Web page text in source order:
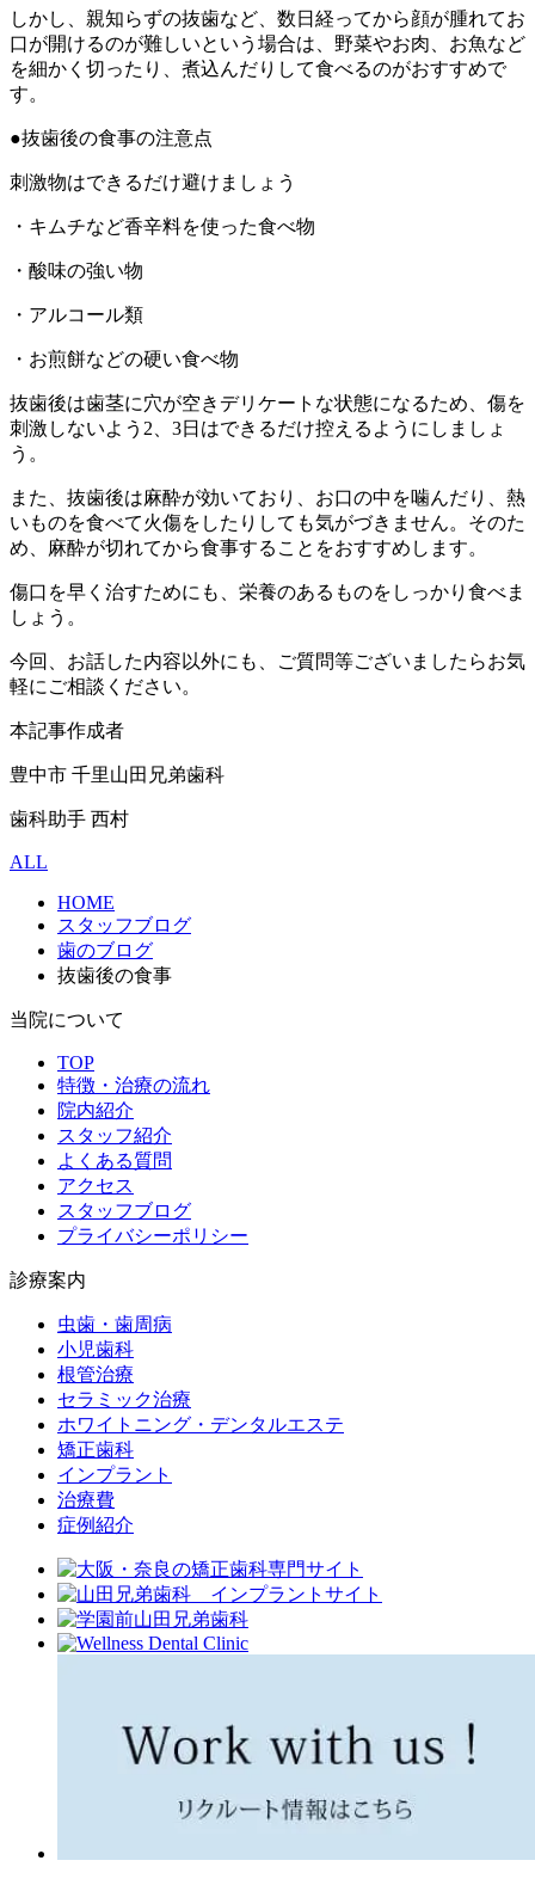
しかし、親知らずの抜歯など、数日経ってから顔が腫れてお
口が開けるのが難しいという場合は、野菜やお肉、お魚など
を細かく切ったり、煮込んだりして食べるのがおすすめで
す。
●抜歯後の食事の注意点
刺激物はできるだけ避けましょう
・キムチなど香辛料を使った食べ物
・酸味の強い物
・アルコール類
・お煎餅などの硬い食べ物
抜歯後は歯茎に穴が空きデリケートな状態になるため、傷を
刺激しないよう2、3日はできるだけ控えるようにしましょ
う。
また、抜歯後は麻酔が効いており、お口の中を噛んだり、熱
いものを食べて火傷をしたりしても気がづきません。そのた
め、麻酔が切れてから食事することをおすすめします。
傷口を早く治すためにも、栄養のあるものをしっかり食べま
しょう。
今回、お話した内容以外にも、ご質問等ございましたらお気
軽にご相談ください。
本記事作成者
豊中市 千里山田兄弟歯科
歯科助手 西村
ALL
HOME
スタッフブログ
歯のブログ
抜歯後の食事
当院について
TOP
特徴・治療の流れ
院内紹介
スタッフ紹介
よくある質問
アクセス
スタッフブログ
プライバシーポリシー
診療案内
虫歯・歯周病
小児歯科
根管治療
セラミック治療
ホワイトニング・デンタルエステ
矯正歯科
インプラント
治療費
症例紹介